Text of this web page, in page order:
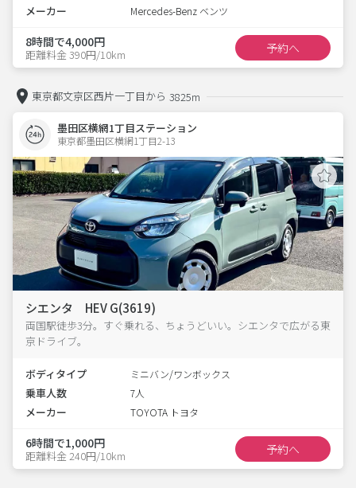
メーカー Mercedes-Benz ベンツ
8時間で4,000円
距離料金 390円/10km 予約へ
東京都文京区西片一丁目から 3825m
墨田区横網1丁目ステーション
東京都墨田区横網1丁目2-13
シエンタ HEV G(3619)
両国駅徒歩3分。すぐ乗れる、ちょうどいい。シエンタで広がる東
京ドライブ。
ボディタイプ ミニバン/ワンボックス
乗車人数 7人
メーカー TOYOTA トヨタ
6時間で1,000円
距離料金 240円/10km 予約へ